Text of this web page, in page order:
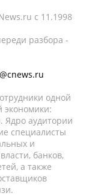
c 11.1998
разбора -
одной
экономики:
Ядро аудитории
специалисты
и
банков,
а также